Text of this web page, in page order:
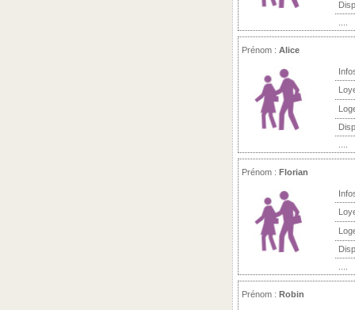
Prénom : Alice
Prénom : Florian
Prénom : Robin